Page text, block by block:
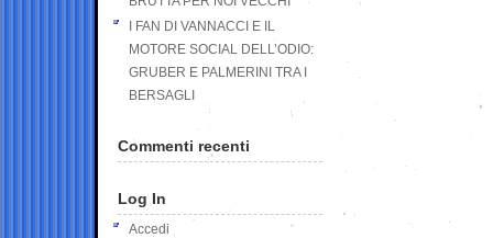
I FAN DI VANNACCI E IL
MOTORE SOCIAL DELL’ODIO:
GRUBER E PALMERINI TRA I
BERSAGLI
Commenti recenti
Log In
Accedi